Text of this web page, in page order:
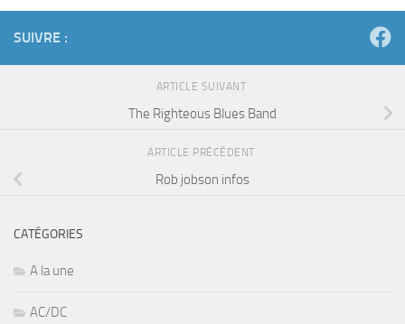
SUIVRE :
ARTICLE SUIVANT
The Righteous Blues Band
ARTICLE PRÉCÉDENT
Rob jobson infos
CATÉGORIES
A la une
AC/DC